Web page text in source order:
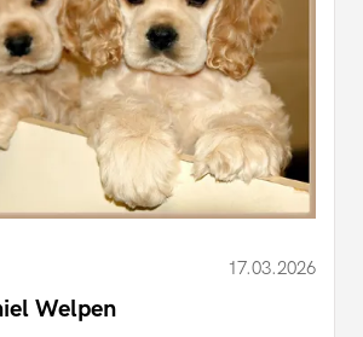
17.03.2026
Welpen